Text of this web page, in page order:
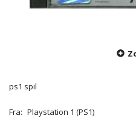
ps1 spil
Fra: Playstation 1 (PS1)